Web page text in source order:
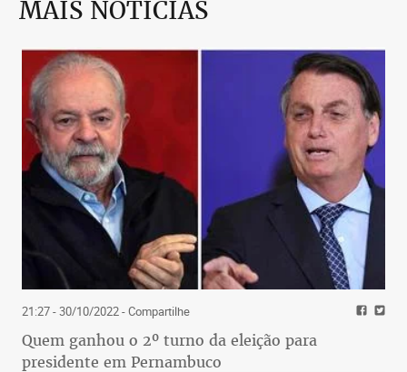
MAIS NOTÍCIAS
21:27 - 30/10/2022- Compartilhe
Quem ganhou o 2º turno da eleição para
presidente em Pernambuco